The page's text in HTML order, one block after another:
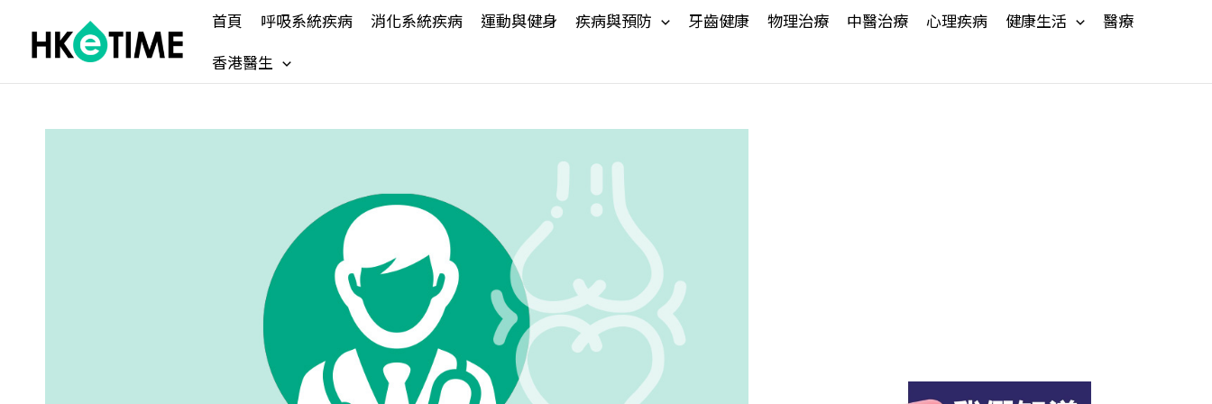
content
首頁 呼吸系統疾病 消化系統疾病 運動與健身 疾病與預防 牙齒健康 物理治療 中醫治療 心理疾病 健康生活
醫療
香港醫生